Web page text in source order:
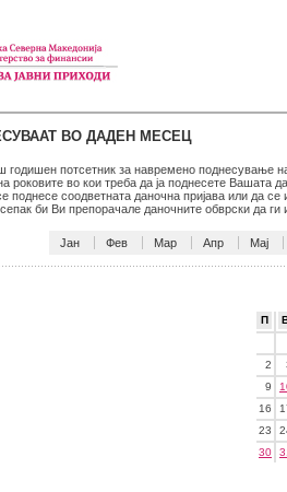
ВО ДАДЕН МЕСЕЦ
годишен потсетник за навремено поднесување
роковите во кои треба да ја поднесете
поднесе соодветната даночна пријава или да
би Ви препорачале даночните обврски да
Јан Фев Мар Апр Мај
П
2
9
16
23
30